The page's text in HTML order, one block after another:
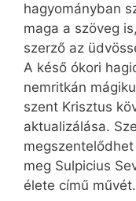
hagyományban
maga a szöveg
szerző az
A késő ókori
nemritkán
szent Krisztus
aktualizálása.
meg Sulpicius
élete című művét.